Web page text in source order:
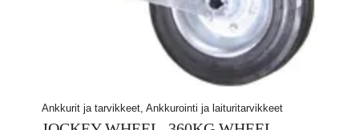
Ankkurit ja tarvikkeet, Ankkurointi ja laituritarvikkeet